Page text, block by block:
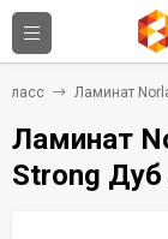
класс Ламинат
Ламинат
Strong Дуб